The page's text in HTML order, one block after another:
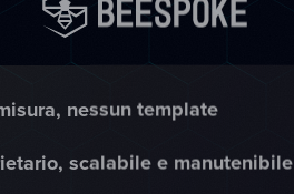
nessun template
scalabile e manutenibile